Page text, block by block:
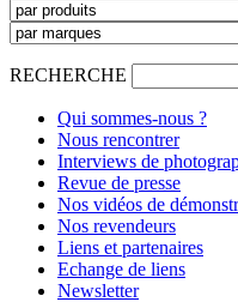
RECHERCHE
Qui sommes-nous ?
Nous rencontrer
Interviews de
Revue de presse
Nos vidéos de
Nos revendeurs
Liens et partenaires
Echange de liens
Newsletter